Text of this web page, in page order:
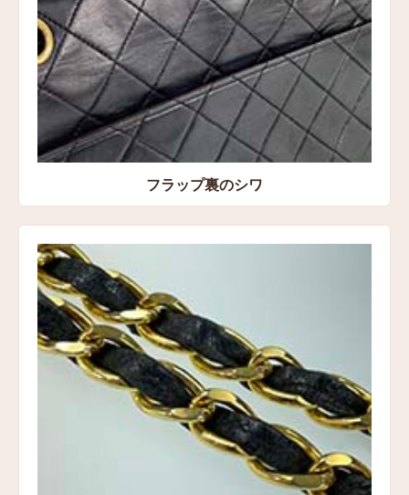
フラップ裏のシワ